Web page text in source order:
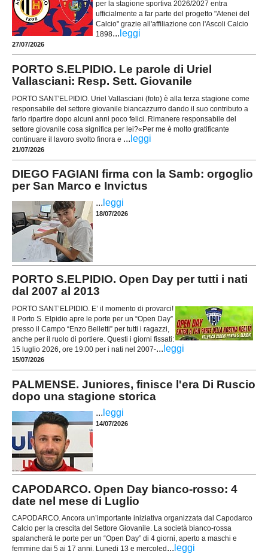
per la stagione sportiva 2026/2027 entra
ufficialmente a far parte del progetto "Atenei del
Calcio" grazie all'affiliazione con l'Ascoli Calcio
1898... leggi
27/07/2026
PORTO S.ELPIDIO. Le parole di Uriel
Vallasciani: Resp. Sett. Giovanile
PORTO SANT'ELPIDIO. Uriel Vallasciani (foto) è alla terza stagione come
responsabile del settore giovanile biancazzurro dando il suo contributo a
farlo ripartire dopo alcuni anni poco felici. Rimanere responsabile del
settore giovanile cosa significa per lei?«Per me è molto gratificante
continuare il lavoro svolto finora e ... leggi
21/07/2026
DIEGO FAGIANI firma con la Samb: orgoglio
per San Marco e Invictus
... leggi
18/07/2026
PORTO S.ELPIDIO. Open Day per tutti i nati
dal 2007 al 2013
PORTO SANT’ELPIDIO. E’ il momento di provarci!
Il Porto S. Elpidio apre le porte per un “Open Day”
presso il Campo “Enzo Belletti” per tutti i ragazzi,
anche per il ruolo di portiere. Questi i giorni fissati:
15 luglio 2026, ore 19:00 per i nati nel 2007-... leggi
15/07/2026
PALMENSE. Juniores, finisce l'era Di Ruscio
dopo una stagione storica
... leggi
14/07/2026
CAPODARCO. Open Day bianco-rosso: 4
date nel mese di Luglio
CAPODARCO. Ancora un’importante iniziativa organizzata dal Capodarco
Calcio per la crescita del Settore Giovanile. La società bianco-rossa
spalancherà le porte per un “Open Day” di 4 giorni, aperto a maschi e
femmine dai 5 ai 17 anni. Lunedi 13 e mercoled ... leggi